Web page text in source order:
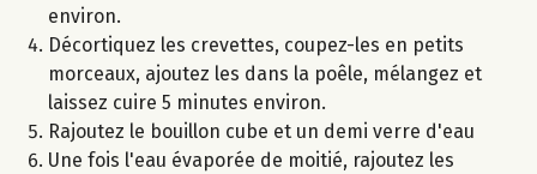
environ.
Décortiquez les crevettes, coupez-les en petits
morceaux, ajoutez les dans la poêle, mélangez et
laissez cuire 5 minutes environ.
Rajoutez le bouillon cube et un demi verre d'eau
Une fois l'eau évaporée de moitié, rajoutez les